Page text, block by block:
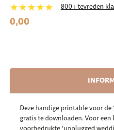
★★★★★ 800+ tevreden
0,00
Deze handige printable voor de
gratis te downloaden. Voor